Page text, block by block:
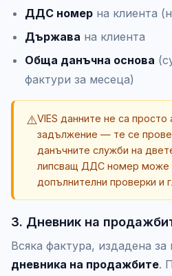
ДДС номер на клиента
Държава на клиента
Обща данъчна основа
фактури за месеца)
⚠️VIES данните не са
задължение — те се
данъчните служби на
липсващ ДДС номер може
допълнителни проверки и
3. Дневник на
Всяка фактура, издадена
дневника на продажбите.